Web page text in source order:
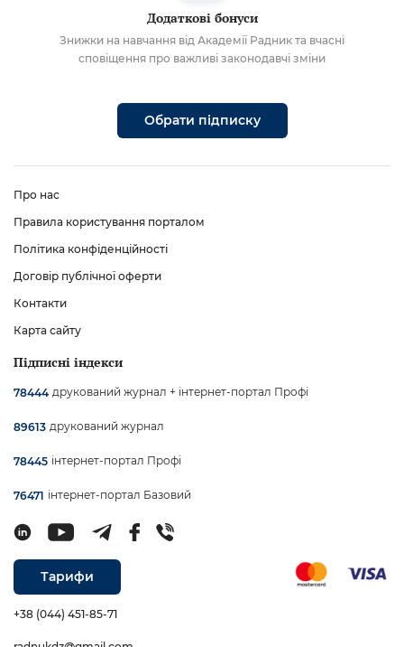
Додаткові бонуси
Знижки на навчання від Академії Радник та вчасні
сповіщення про важливі законодавчі зміни
Обрати підписку
Про нас
Правила користування порталом
Політика конфіденційності
Договір публічної оферти
Контакти
Карта сайту
Підписні індекси
78444 друкований журнал + інтернет-портал Профі
89613 друкований журнал
78445 інтернет-портал Профі
76471 інтернет-портал Базовий
Тарифи
+38 (044) 451-85-71